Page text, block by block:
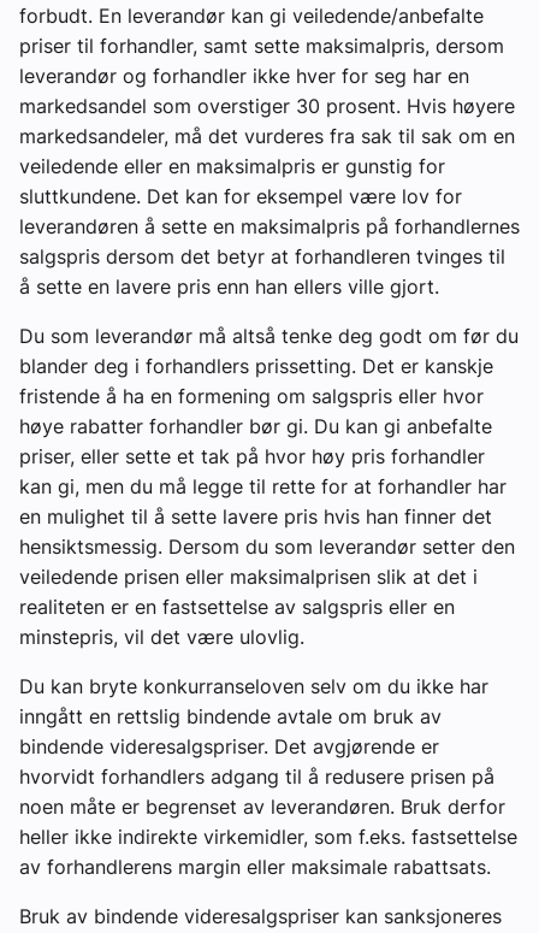
forbudt. En leverandør kan gi veiledende/anbefalte
priser til forhandler, samt sette maksimalpris, dersom
leverandør og forhandler ikke hver for seg har en
markedsandel som overstiger 30 prosent. Hvis høyere
markedsandeler, må det vurderes fra sak til sak om en
veiledende eller en maksimalpris er gunstig for
sluttkundene. Det kan for eksempel være lov for
leverandøren å sette en maksimalpris på forhandlernes
salgspris dersom det betyr at forhandleren tvinges til
å sette en lavere pris enn han ellers ville gjort.
Du som leverandør må altså tenke deg godt om før du
blander deg i forhandlers prissetting. Det er kanskje
fristende å ha en formening om salgspris eller hvor
høye rabatter forhandler bør gi. Du kan gi anbefalte
priser, eller sette et tak på hvor høy pris forhandler
kan gi, men du må legge til rette for at forhandler har
en mulighet til å sette lavere pris hvis han finner det
hensiktsmessig. Dersom du som leverandør setter den
veiledende prisen eller maksimalprisen slik at det i
realiteten er en fastsettelse av salgspris eller en
minstepris, vil det være ulovlig.
Du kan bryte konkurranseloven selv om du ikke har
inngått en rettslig bindende avtale om bruk av
bindende videresalgspriser. Det avgjørende er
hvorvidt forhandlers adgang til å redusere prisen på
noen måte er begrenset av leverandøren. Bruk derfor
heller ikke indirekte virkemidler, som f.eks. fastsettelse
av forhandlerens margin eller maksimale rabattsats.
Bruk av bindende videresalgspriser kan sanksjoneres